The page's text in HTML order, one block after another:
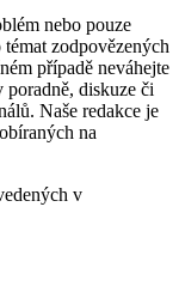
nebo pouze
zodpovězených
případě neváhejte
diskuze či
Naše redakce je
na
v